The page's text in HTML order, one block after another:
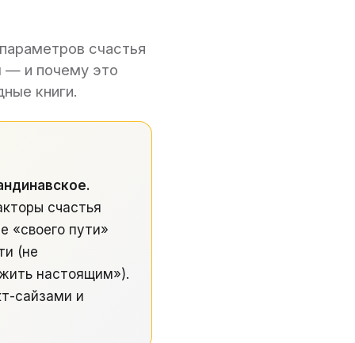
счастья
— и почему это
книги.
счастья
«своего пути»
(не
настоящим»).
сайзами и